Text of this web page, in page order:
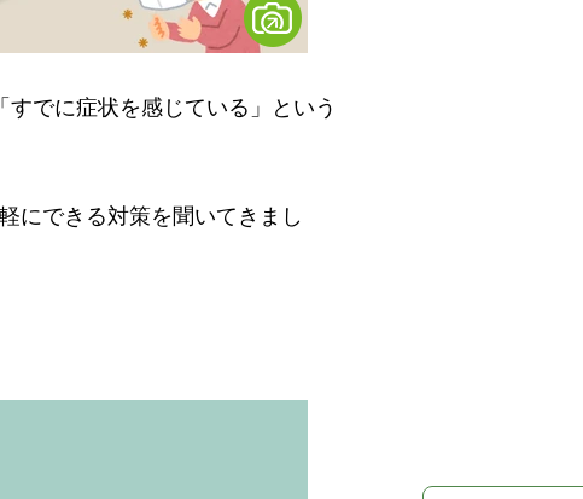
でに症状を感じている」という
にできる対策を聞いてきまし